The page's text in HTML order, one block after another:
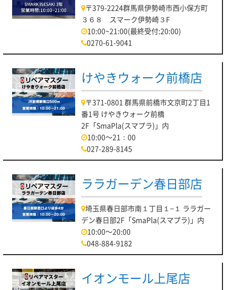
〒379-2224群馬県伊勢崎市西小保方町
３６８ スマーク伊勢崎３F
10:00~21:00(最終受付:20:00)
0270-61-9041
けやきウォーク前橋店
〒371-0801 群馬県前橋市文京町2丁目1
番1号 けやきウォーク前橋
2F「SmaPla(スマプラ)」内
10:00～21：00
027-289-8145
ララガーデン春日部店
埼玉県春日部市南１丁目１−１ ララガー
デン春日部2F「SmaPla(スマプラ)」内
10:00～20:00
048-884-9182
イオンモール上尾店